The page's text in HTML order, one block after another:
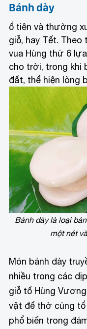
Bánh dày
ổ tiên và thường
giỗ, hay Tết.
vua Hùng thứ 6
cho trời, trong khi
đất, thể hiện lòng
Bánh dày là loại
một nét
Món bánh dày
nhiều trong các
giỗ tổ Hùng
vật để thờ cúng tổ
phổ biến trong